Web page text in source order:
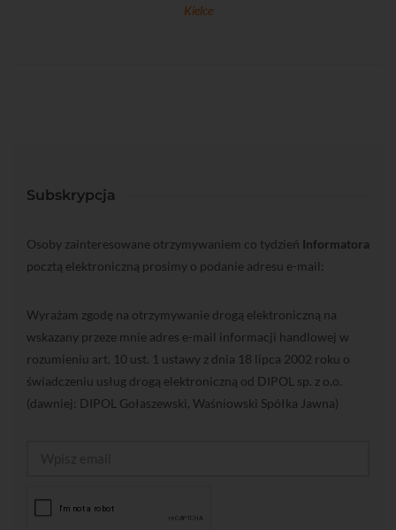
Kielce
Subskrypcja
Osoby zainteresowane otrzymywaniem co tydzień Informatora
pocztą elektroniczną prosimy o podanie adresu e-mail:
Wyrażam zgodę na otrzymywanie drogą elektroniczną na
wskazany przeze mnie adres e-mail informacji handlowej w
rozumieniu art. 10 ust. 1 ustawy z dnia 18 lipca 2002 roku o
świadczeniu usług drogą elektroniczną od DIPOL sp. z o.o.
(dawniej: DIPOL Gołaszewski, Waśniowski Spółka Jawna)